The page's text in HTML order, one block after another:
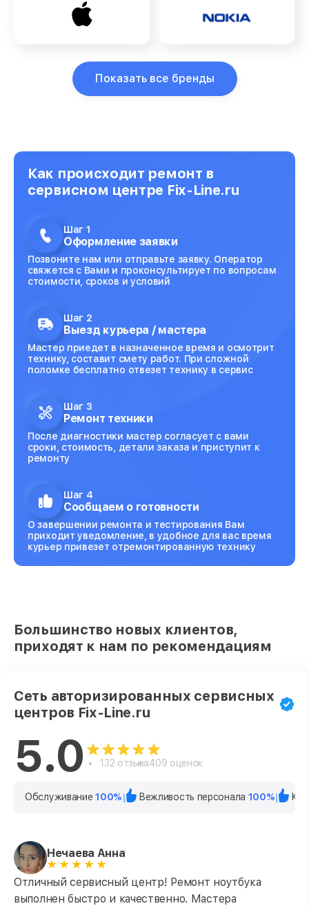
Показать все бренды
Как происходит ремонт в
сервисном центре Fix-Line.ru
Шаг 1
Оформление заявки
Позвоните нам или отправьте заявку. Оператор
свяжется с Вами и проконсультирует по вопросам
стоимости, сроков и условий
Шаг 2
Выезд курьера / мастера
Мастер приедет в назначенное время и осмотрит
технику, составит смету работ. При сложной
поломке бесплатно отвезет технику в сервис
Шаг 3
Ремонт техники
После диагностики мастер согласует с вами
сроки, стоимость, детали заказа и приступит к
ремонту
Шаг 4
Сообщаем о готовности
О завершении ремонта и тестирования Вам
приходит уведомление, в удобное для вас время
курьер привезет отремонтированную технику
Большинство новых клиентов,
приходят к нам по рекомендациям
Сеть авторизированных сервисных
центров Fix-Line.ru
5.0 132 отзыва409 оценок
Обслуживание100% Вежливость персонала 100%
Нечаева Анна
Отличный сервисный центр! Ремонт ноутбука
выполнен быстро и качественно. Мастера